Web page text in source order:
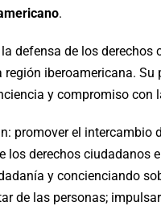
.
defensa de los derechos
iberoamericana.
y compromiso con
promover el intercambio
derechos ciudadanos
y concienciando
de las personas;